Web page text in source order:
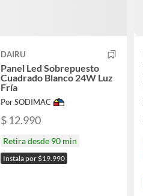
DAIRU
Panel Led Sobrepuesto
Cuadrado Blanco 24W Luz
Fría
Por SODIMAC
$ 12.990
Retira desde 90 min
Instala por $19.990